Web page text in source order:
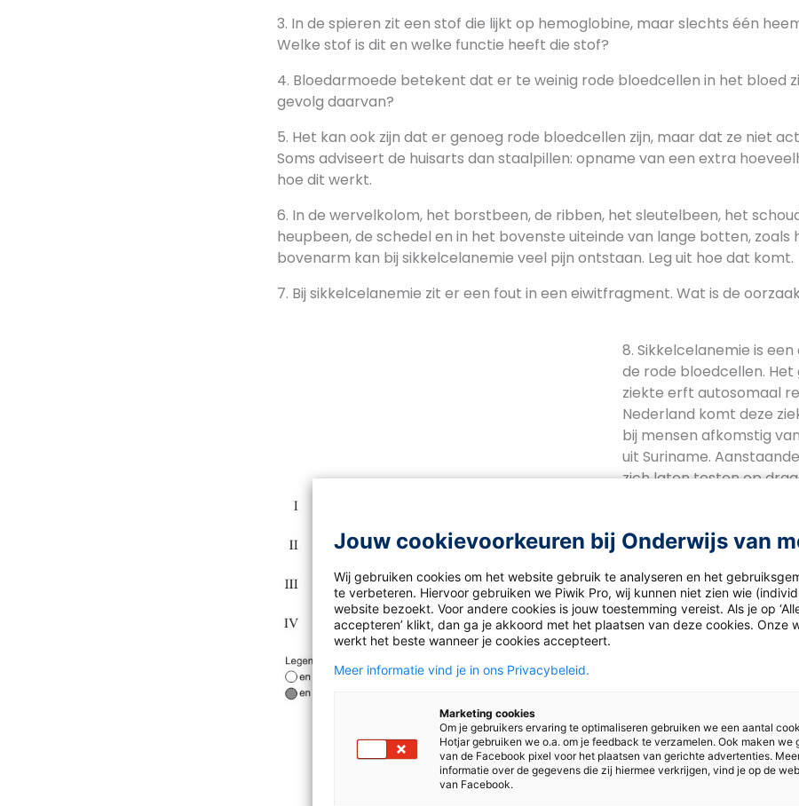
3. In de spieren zit een stof die lijkt op hemoglobine, maar slechts één
Welke stof is dit en welke functie heeft die stof?
4. Bloedarmoede betekent dat er te weinig rode bloedcellen in het bloed
gevolg daarvan?
5. Het kan ook zijn dat er genoeg rode bloedcellen zijn, maar dat ze niet
Soms adviseert de huisarts dan staalpillen: opname van een extra
hoe dit werkt.
6. In de wervelkolom, het borstbeen, de ribben, het sleutelbeen, het
heupbeen, de schedel en in het bovenste uiteinde van lange botten, zoals
bovenarm kan bij sikkelcelanemie veel pijn ontstaan. Leg uit hoe dat komt.
7. Bij sikkelcelanemie zit er een fout in een eiwitfragment. Wat is de
8. Sikkelcelanemie is
de rode bloedcellen. Het
ziekte erft autosomaal
Nederland komt deze
bij mensen afkomstig
uit Suriname.
zich laten testen op
familie van Doris komt
weergegeven in de
heeft de ziekte niet,
goed mogelijk dat ze
(heterozygoot) is. In de
Doris aangegeven bij IV6.
Wat is op basis van de
getoonde gegevens de
hele procenten, dat
van het allel voor
A14%
B25%
Jouw cookievoorkeuren bij Onderwijs van
Wij gebruiken cookies om het website gebruik te analyseren en het
te verbeteren. Hiervoor gebruiken we Piwik Pro, wij kunnen niet zien wie
website bezoekt. Voor andere cookies is jouw toestemming vereist. Als je op
accepteren’ klikt, dan ga je akkoord met het plaatsen van deze cookies. Onze
werkt het beste wanneer je cookies accepteert.
Meer informatie vind je in ons Privacybeleid.
Marketing cookies
Om je gebruikers ervaring te optimaliseren gebruiken we een aantal
Hotjar gebruiken we o.a. om je feedback te verzamelen. Ook maken we
van de Facebook pixel voor het plaatsen van gerichte advertenties.
informatie over de gegevens die zij hiermee verkrijgen, vind je op de
van Facebook.